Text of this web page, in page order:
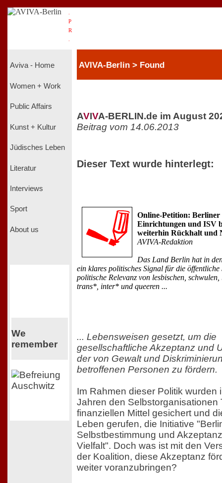
P
R
Aviva - Home
Women + Work
Public Affairs
Kunst + Kultur
Jüdisches Leben
Literatur
Interviews
Sport
About us
We
remember
AVIVA-Berlin > Found
AVIVA-BERLIN.de im August
Beitrag vom 14.06.2013
Dieser Text wurde hinterlegt:
Online-Petition:
Einrichtungen und ISV
weiterhin Rückhalt und
AVIVA-Redaktion
Das Land Berlin hat in
ein klares politisches Signal für die
politische Relevanz von lesbischen, schwulen,
trans*, inter* und queeren ...
... Lebensweisen gesetzt, um die
gesellschaftliche Akzeptanz und
der von Gewalt und
betroffenen Personen zu fördern.
Im Rahmen dieser Politik wurden
Jahren den Selbstorganisationen
finanziellen Mittel gesichert und
Leben gerufen, die Initiative
Selbstbestimmung und
Vielfalt". Doch was ist mit den
der Koalition, diese Akzeptanz
weiter voranzubringen?